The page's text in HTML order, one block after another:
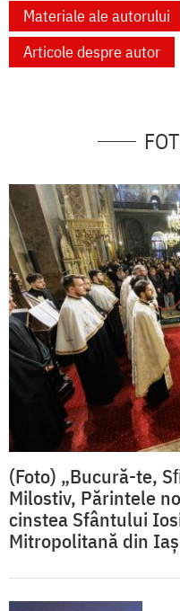
Materiale ale autorului
Articole despre autor
(Foto) „Bucură-te,
Milostiv, Părintele
cinstea Sfântului
Mitropolitană din